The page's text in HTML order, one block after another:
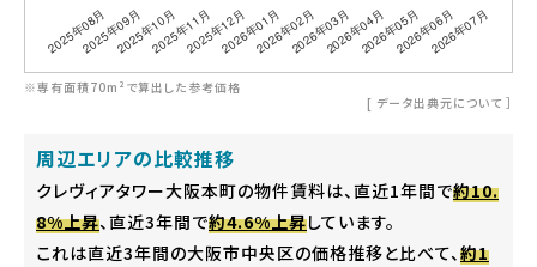
※専有面積70m²で算出した参考価格
[ データ出典元について ］
周辺エリアの比較推移
クレヴィアタワー大阪本町の物件賃料は、直近1年間で約10.
8%上昇、直近3年間で約4.6%上昇しています。
これは直近3年間の大阪市中央区の価格推移と比べて、約1